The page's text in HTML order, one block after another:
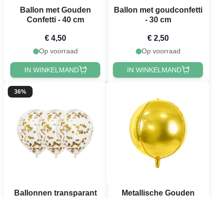
Ballon met Gouden
Confetti - 40 cm
€ 4,50
Op voorraad
IN WINKELMAND
Ballon met goudconfetti
- 30 cm
€ 2,50
Op voorraad
IN WINKELMAND
36%
Ballonnen transparant Metallische Gouden